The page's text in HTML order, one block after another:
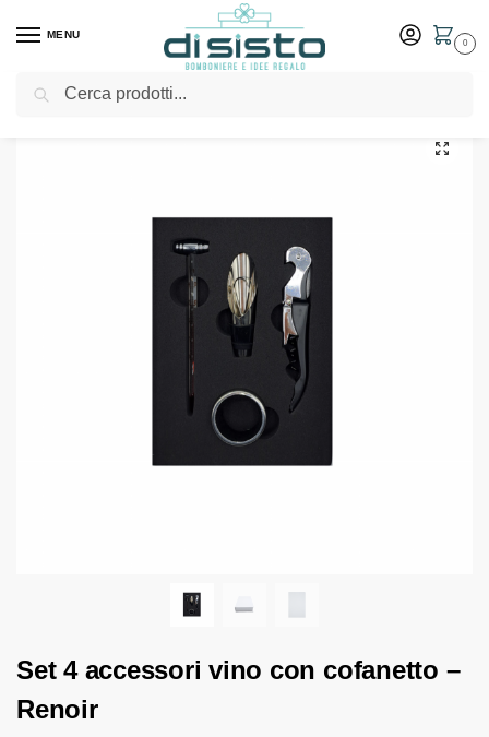
MENU
0
Home Shop Bomboniere
Set 4 accessori vino con cofanetto –
Renoir